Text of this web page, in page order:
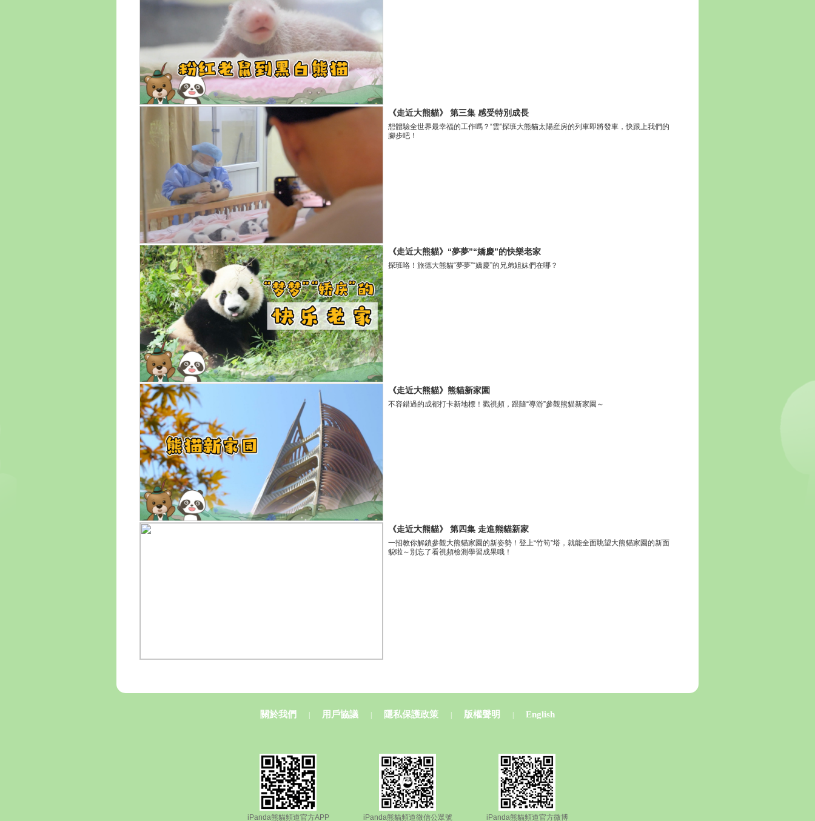
《走近大熊貓》 第三集 感受特別成長
想體驗全世界最幸福的工作嗎？“雲”探班大熊貓太陽産房的列車即將發車，快跟上我們的
腳步吧！
《走近大熊貓》“夢夢”“嬌慶”的快樂老家
探班咯！旅德大熊貓“夢夢”“嬌慶”的兄弟姐妹們在哪？
《走近大熊貓》熊貓新家園
不容錯過的成都打卡新地標！戳視頻，跟隨“導游”參觀熊貓新家園～
《走近大熊貓》 第四集 走進熊貓新家
一招教你解鎖參觀大熊貓家園的新姿勢！登上“竹筍”塔，就能全面眺望大熊貓家園的新面
貌啦～別忘了看視頻檢測學習成果哦！
關於我們 用戶協議 隱私保護政策 版權聲明 English
iPanda熊貓頻道官方APP iPanda熊貓頻道微信公眾號 iPanda熊貓頻道官方微博